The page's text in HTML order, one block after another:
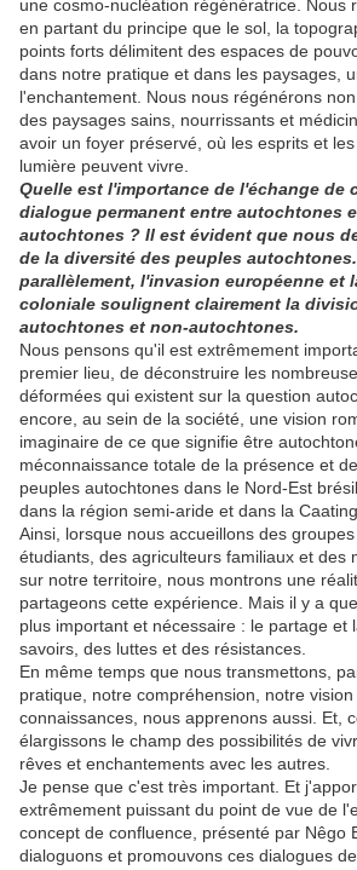
une cosmo-nucléation régénératrice. Nous
en partant du principe que le sol, la
points forts délimitent des espaces de
dans notre pratique et dans les paysages,
l'enchantement. Nous nous régénérons
des paysages sains, nourrissants et
avoir un foyer préservé, où les esprits et
lumière peuvent vivre.
Quelle est l'importance de l'échange de
dialogue permanent entre autochtones
autochtones ? Il est évident que nous
de la diversité des peuples
parallèlement, l'invasion européenne et
coloniale soulignent clairement la
autochtones et non-autochtones.
Nous pensons qu'il est extrêmement
premier lieu, de déconstruire les
déformées qui existent sur la question
encore, au sein de la société, une vision
imaginaire de ce que signifie être
méconnaissance totale de la présence et
peuples autochtones dans le Nord-Est
dans la région semi-aride et dans la
Ainsi, lorsque nous accueillons des
étudiants, des agriculteurs familiaux et des
sur notre territoire, nous montrons une
partageons cette expérience. Mais il y a
plus important et nécessaire : le partage et
savoirs, des luttes et des résistances.
En même temps que nous transmettons,
pratique, notre compréhension, notre
connaissances, nous apprenons aussi. Et,
élargissons le champ des possibilités de
rêves et enchantements avec les autres.
Je pense que c'est très important. Et
extrêmement puissant du point de vue de
concept de confluence, présenté par Nêgo
dialoguons et promouvons ces dialogues